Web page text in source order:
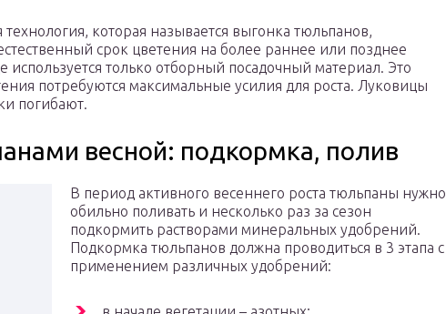
технология, которая называется выгонка тюльпанов,
срок цветения на более раннее или позднее
используется только отборный посадочный материал. Это
потребуются максимальные усилия для роста. Луковицы
погибают.
весной: подкормка, полив
В период активного весеннего роста тюльпаны нужно
обильно поливать и несколько раз за сезон
подкормить растворами минеральных удобрений.
Подкормка тюльпанов должна проводиться в 3 этапа с
применением различных удобрений: